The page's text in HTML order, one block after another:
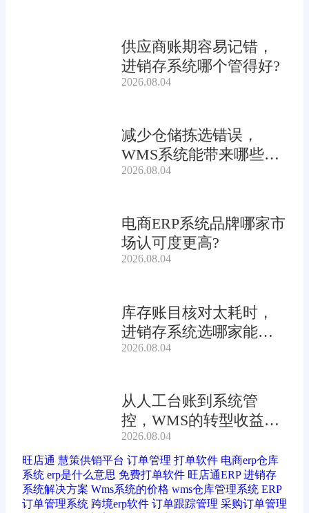
供应商账期容易记错，
进销存系统哪个管得好?
2026.08.04
减少仓储拣选错误，
WMS系统能带来哪些连
锁收益?
2026.08.04
电商ERP系统品牌哪家市
场认可度更高?
2026.08.04
库存账目核对太耗时，
进销存系统选哪家能自
动?
2026.08.04
从人工台账到系统管
控，WMS的转型收益有
多大?
2026.08.04
旺店通 慧策供销平台 订单管理 打单软件 电商erp仓库
系统 erp是什么意思 免费打单软件 旺店通ERP 进销存
系统解决方案 Wms系统的价格 wms仓库管理系统 ERP
订单管理系统 跨境erp软件 订单跟踪管理 采购订单管理